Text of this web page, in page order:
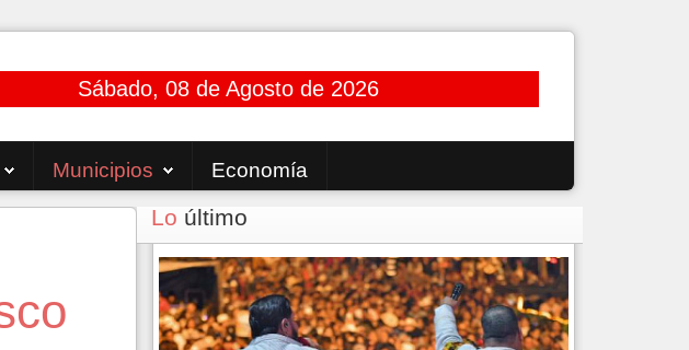
Sábado, 08 de Agosto de 2026
Municipios Economía
Lo último